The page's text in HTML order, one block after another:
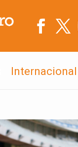
Internacional